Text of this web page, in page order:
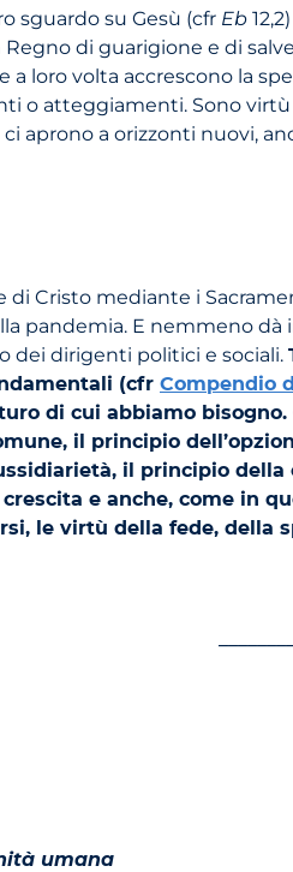
sguardo su Gesù (cfr Eb
Regno di guarigione e di
a loro volta accrescono la
o atteggiamenti. Sono virtù
aprono a orizzonti nuovi,
di Cristo mediante i
pandemia. E nemmeno dà
dei dirigenti politici e sociali.
(cfr Compendio
di cui abbiamo
il principio
il principio
e anche, come in
le virtù della fede, della
umana